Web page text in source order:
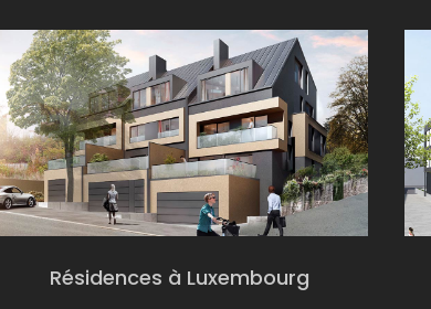
Résidences à Luxembourg